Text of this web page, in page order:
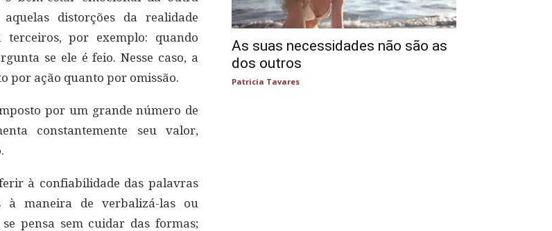
distorções da realidade
terceiros, por exemplo: quando
se ele é feio. Nesse caso, a
por ação quanto por omissão.
por um grande número de
constantemente seu valor,
à confiabilidade das palavras
à maneira de verbalizá-las ou
pensa sem cuidar das formas;
As suas necessidades não são as
dos outros
Patricia Tavares